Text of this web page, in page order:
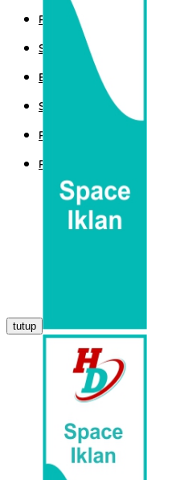
POLITIK
SPORT
EKBIS
SAINTEK
PEMERINTAHAN
PARLEMEN
tutup